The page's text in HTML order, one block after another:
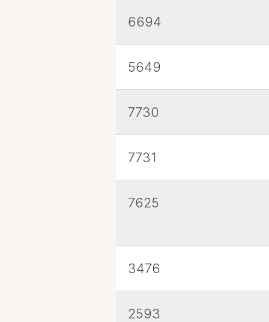
6694
5649
7730
7731
7625
3476
2593